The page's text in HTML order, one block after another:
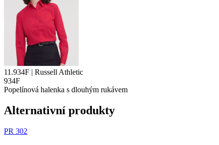
11.934F | Russell Athletic
934F
Popelínová halenka s dlouhým rukávem
Alternativní produkty
PR 302